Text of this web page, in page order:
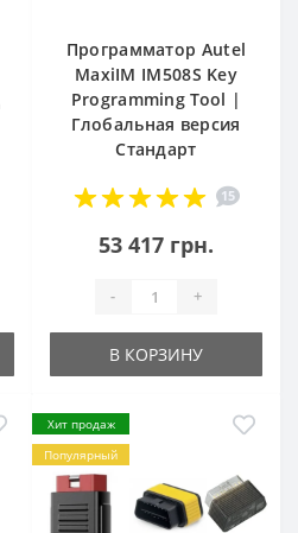
Программатор Autel
MaxiIM IM508S Key
Programming Tool |
Глобальная версия
Стандарт
15
53 417 грн.
- +
В КОРЗИНУ
Хит продаж
Популярный